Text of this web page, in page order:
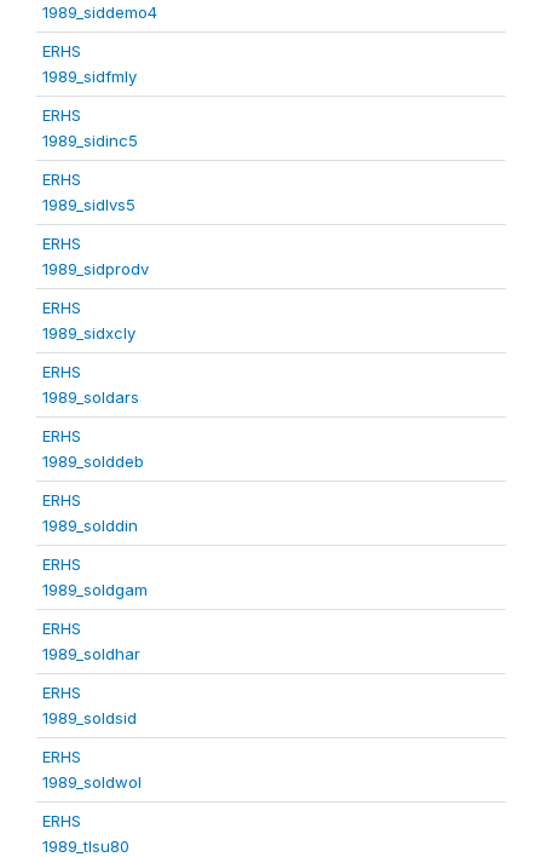
1989_siddemo4
ERHS
1989_sidfmly
ERHS
1989_sidinc5
ERHS
1989_sidlvs5
ERHS
1989_sidprodv
ERHS
1989_sidxcly
ERHS
1989_soldars
ERHS
1989_solddeb
ERHS
1989_solddin
ERHS
1989_soldgam
ERHS
1989_soldhar
ERHS
1989_soldsid
ERHS
1989_soldwol
ERHS
1989_tlsu80